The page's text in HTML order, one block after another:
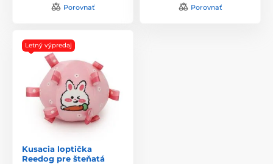
Porovnať Porovnať
Letný výpredaj
Kusacia loptička
Reedog pre šteňatá